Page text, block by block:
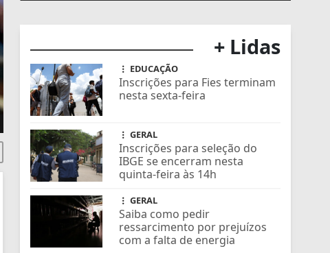
+ Lidas
EDUCAÇÃO
Inscrições para Fies terminam
nesta sexta-feira
GERAL
Inscrições para seleção do
IBGE se encerram nesta
quinta-feira às 14h
GERAL
Saiba como pedir
ressarcimento por prejuízos
com a falta de energia